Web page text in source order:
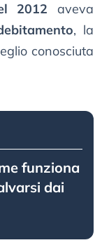
2012 aveva
, la
conosciuta
funziona
dai